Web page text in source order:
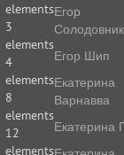
elements
3
elements
4
elements
8
elements
12
elements
Егор
Егор Шип
Екатерина
Варнавва
Екатерина